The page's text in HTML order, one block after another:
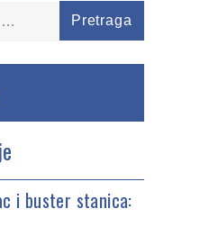
i buster stanica: